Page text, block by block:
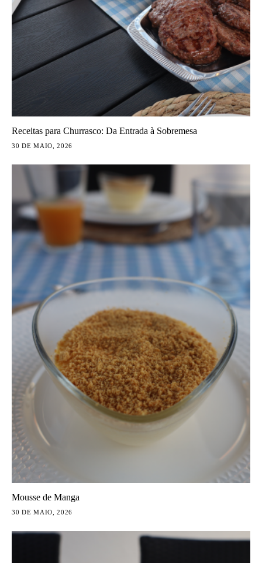
Receitas para Churrasco: Da Entrada à Sobremesa
30 DE MAIO, 2026
Mousse de Manga
30 DE MAIO, 2026